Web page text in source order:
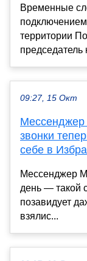
Временные
территории
09:27, 15 Окт
Мессенджер
звонки
себе в
Мессенджер
день — такой
позавидует
взялис...